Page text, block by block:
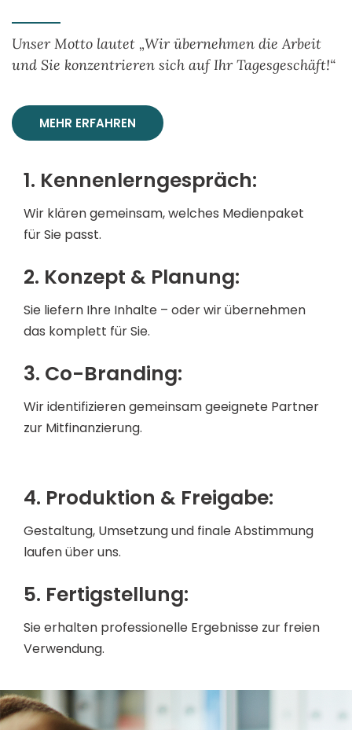
Unser Motto lautet „Wir übernehmen die Arbeit
und Sie konzentrieren sich auf Ihr Tagesgeschäft!“
MEHR ERFAHREN
1. Kennenlerngespräch:
Wir klären gemeinsam, welches Medienpaket
für Sie passt.
2. Konzept & Planung:
Sie liefern Ihre Inhalte – oder wir übernehmen
das komplett für Sie.
3. Co-Branding:
Wir identifizieren gemeinsam geeignete Partner
zur Mitfinanzierung.
4. Produktion & Freigabe:
Gestaltung, Umsetzung und finale Abstimmung
laufen über uns.
5. Fertigstellung:
Sie erhalten professionelle Ergebnisse zur freien
Verwendung.